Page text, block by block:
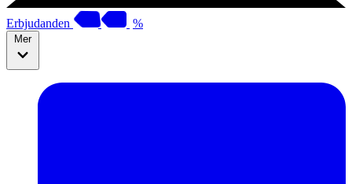
Erbjudanden %
Mer